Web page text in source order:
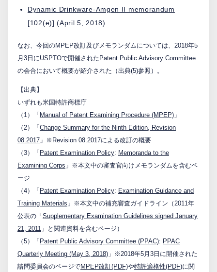
Dynamic Drinkware-Amgen II memorandum
[102(e)] (April 5, 2018)
なお、今回のMPEP改訂及びメモランダムについては、2018年5
月3日にUSPTOで開催されたPatent Public Advisory Committee
の会合において概要が紹介された（出典(5)参照）。
【出典】
いずれも米国特許商標庁
（1）「 Manual of Patent Examining Procedure (MPEP) 」
（2）「 Change Summary for the Ninth Edition, Revision
08.2017 」※Revision 08.2017による改訂の概要
（3）「 Patent Examination Policy: Memoranda to the
Examining Corps 」※本文中の審査官向けメモランダムを含むペ
ージ
（4）「 Patent Examination Policy: Examination Guidance and
Training Materials 」※本文中の補充審査ガイドライン（2011年
公表の「 Supplementary Examination Guidelines signed January
21, 2011 」と関連資料を含むページ）
（5）「 Patent Public Advisory Committee (PPAC): PPAC
Quarterly Meeting (May 3, 2018) 」※2018年5月3日に開催された
諮問委員会のページでMPEP改訂(PDF)や特許適格性(PDF)に関